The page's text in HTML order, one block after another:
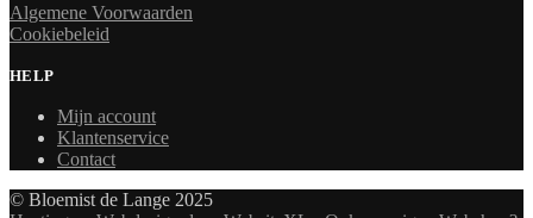
Algemene Voorwaarden
Cookiebeleid
HELP
Mijn account
Klantenservice
Contact
© Bloemist de Lange 2025